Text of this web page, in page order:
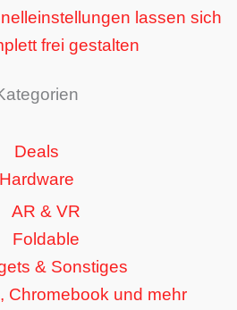
lassen sich
frei gestalten
Deals
Hardware
AR & VR
Foldable
& Sonstiges
Chromebook und mehr